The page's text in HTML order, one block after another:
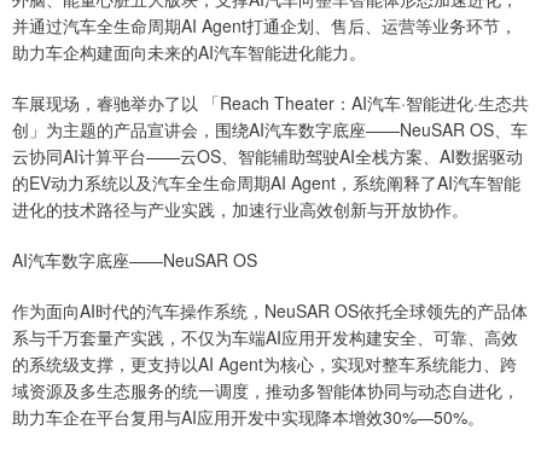
并通过汽车全生命周期AI Agent打通企划、售后、运营等业务环节，
助力车企构建面向未来的AI汽车智能进化能力。
车展现场，睿驰举办了以 「Reach Theater：AI汽车·智能进化·生态共
创」为主题的产品宣讲会，围绕AI汽车数字底座——NeuSAR OS、车
云协同AI计算平台——云OS、智能辅助驾驶AI全栈方案、AI数据驱动
的EV动力系统以及汽车全生命周期AI Agent，系统阐释了AI汽车智能
进化的技术路径与产业实践，加速行业高效创新与开放协作。
AI汽车数字底座——NeuSAR OS
作为面向AI时代的汽车操作系统，NeuSAR OS依托全球领先的产品体
系与千万套量产实践，不仅为车端AI应用开发构建安全、可靠、高效
的系统级支撑，更支持以AI Agent为核心，实现对整车系统能力、跨
域资源及多生态服务的统一调度，推动多智能体协同与动态自进化，
助力车企在平台复用与AI应用开发中实现降本增效30%—50%。